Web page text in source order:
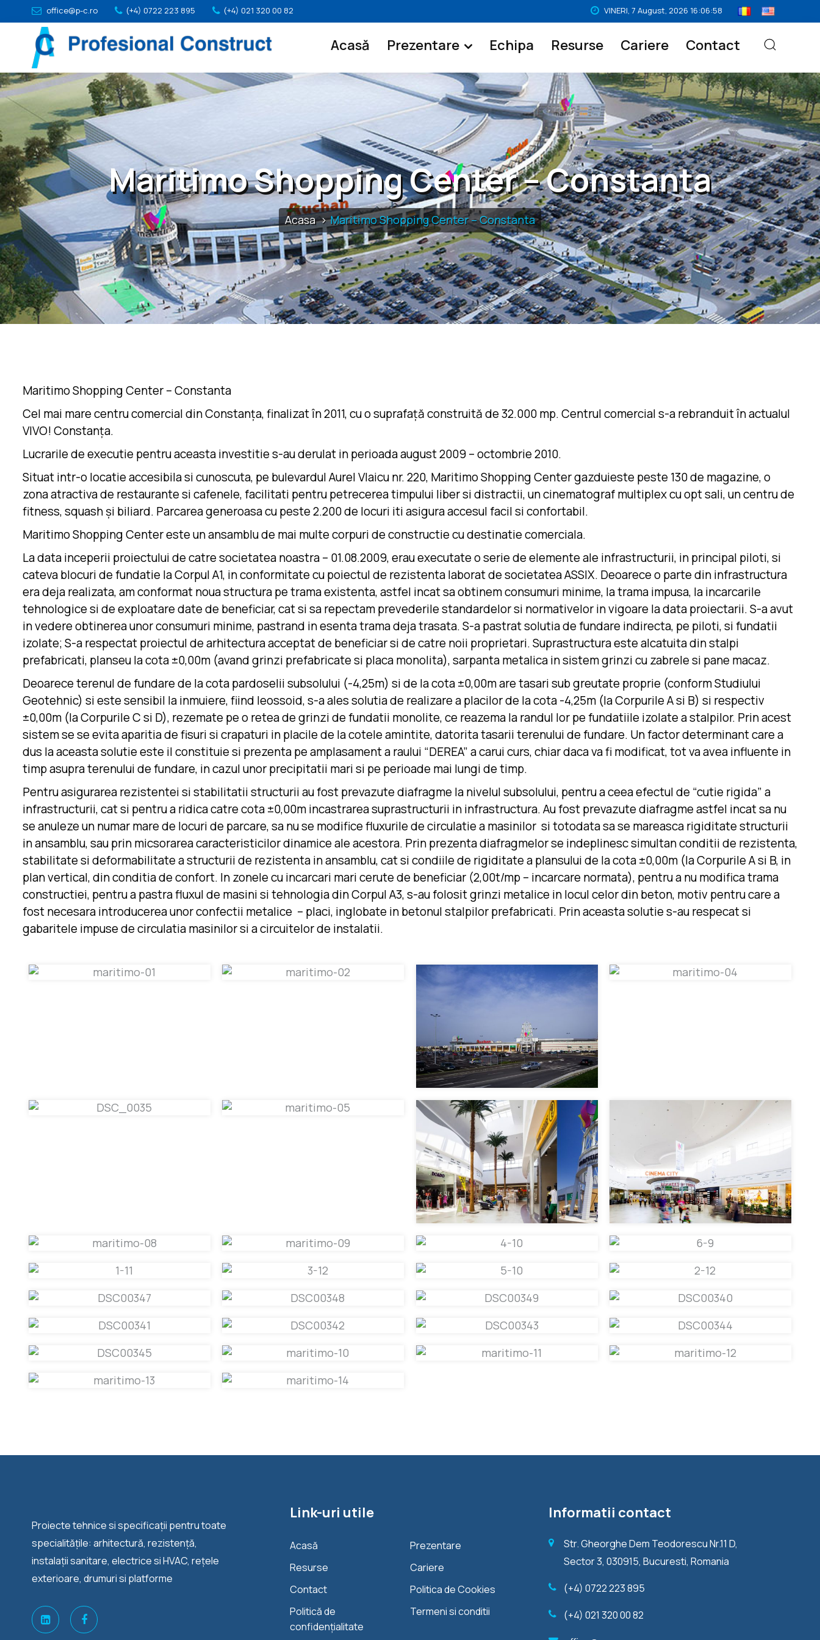
office@p-c.ro (+4) 0722 223 895 (+4) 021 320 00 82 VINERI, 7 August, 2026 16:06:59
Acasă Prezentare Echipa Resurse Cariere Contact
Maritimo Shopping Center – Constanta
Acasa Maritimo Shopping Center – Constanta
Maritimo Shopping Center – Constanta
Cel mai mare centru comercial din Constanța, finalizat în 2011, cu o suprafață construită de 32.000 mp. Centrul comercial s-a rebranduit în actualul
VIVO! Constanța.
Lucrarile de executie pentru aceasta investitie s-au derulat in perioada august 2009 – octombrie 2010.
Situat intr-o locatie accesibila si cunoscuta, pe bulevardul Aurel Vlaicu nr. 220, Maritimo Shopping Center gazduieste peste 130 de magazine, o
zona atractiva de restaurante si cafenele, facilitati pentru petrecerea timpului liber si distractii, un cinematograf multiplex cu opt sali, un centru de
fitness, squash și biliard. Parcarea generoasa cu peste 2.200 de locuri iti asigura accesul facil si confortabil.
Maritimo Shopping Center este un ansamblu de mai multe corpuri de constructie cu destinatie comerciala.
La data inceperii proiectului de catre societatea noastra – 01.08.2009, erau executate o serie de elemente ale infrastructurii, in principal piloti, si
cateva blocuri de fundatie la Corpul A1, in conformitate cu poiectul de rezistenta laborat de societatea ASSIX. Deoarece o parte din infrastructura
era deja realizata, am conformat noua structura pe trama existenta, astfel incat sa obtinem consumuri minime, la trama impusa, la incarcarile
tehnologice si de exploatare date de beneficiar, cat si sa repectam prevederile standardelor si normativelor in vigoare la data proiectarii. S-a avut
in vedere obtinerea unor consumuri minime, pastrand in esenta trama deja trasata. S-a pastrat solutia de fundare indirecta, pe piloti, si fundatii
izolate; S-a respectat proiectul de arhitectura acceptat de beneficiar si de catre noii proprietari. Suprastructura este alcatuita din stalpi
prefabricati, planseu la cota ±0,00m (avand grinzi prefabricate si placa monolita), sarpanta metalica in sistem grinzi cu zabrele si pane macaz.
Deoarece terenul de fundare de la cota pardoselii subsolului (-4,25m) si de la cota ±0,00m are tasari sub greutate proprie (conform Studiului
Geotehnic) si este sensibil la inmuiere, fiind leossoid, s-a ales solutia de realizare a placilor de la cota -4,25m (la Corpurile A si B) si respectiv
±0,00m (la Corpurile C si D), rezemate pe o retea de grinzi de fundatii monolite, ce reazema la randul lor pe fundatiile izolate a stalpilor. Prin acest
sistem se se evita aparitia de fisuri si crapaturi in placile de la cotele amintite, datorita tasarii terenului de fundare. Un factor determinant care a
dus la aceasta solutie este il constituie si prezenta pe amplasament a raului “DEREA” a carui curs, chiar daca va fi modificat, tot va avea influente in
timp asupra terenului de fundare, in cazul unor precipitatii mari si pe perioade mai lungi de timp.
Pentru asigurarea rezistentei si stabilitatii structurii au fost prevazute diafragme la nivelul subsolului, pentru a ceea efectul de “cutie rigida” a
infrastructurii, cat si pentru a ridica catre cota ±0,00m incastrarea suprastructurii in infrastructura. Au fost prevazute diafragme astfel incat sa nu
se anuleze un numar mare de locuri de parcare, sa nu se modifice fluxurile de circulatie a masinilor si totodata sa se mareasca rigiditate structurii
in ansamblu, sau prin micsorarea caracteristicilor dinamice ale acestora. Prin prezenta diafragmelor se indeplinesc simultan conditii de rezistenta,
stabilitate si deformabilitate a structurii de rezistenta in ansamblu, cat si condiile de rigiditate a plansului de la cota ±0,00m (la Corpurile A si B, in
plan vertical, din conditia de confort. In zonele cu incarcari mari cerute de beneficiar (2,00t/mp – incarcare normata), pentru a nu modifica trama
constructiei, pentru a pastra fluxul de masini si tehnologia din Corpul A3, s-au folosit grinzi metalice in locul celor din beton, motiv pentru care a
fost necesara introducerea unor confectii metalice – placi, inglobate in betonul stalpilor prefabricati. Prin aceasta solutie s-au respecat si
gabaritele impuse de circulatia masinilor si a circuitelor de instalatii.
Proiecte tehnice si specificații pentru toate
specialitățile: arhitectură, rezistență,
instalații sanitare, electrice si HVAC, rețele
exterioare, drumuri si platforme
Link-uri utile
Acasă
Prezentare
Resurse
Cariere
Contact
Politica de Cookies
Politică de
confidențialitate
Termeni si conditii
Informatii contact
Str. Gheorghe Dem Teodorescu Nr.11 D,
Sector 3, 030915, Bucuresti, Romania
(+4) 0722 223 895
(+4) 021 320 00 82